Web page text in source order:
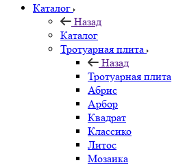
Каталог
Назад
Каталог
Тротуарная плита
Назад
Тротуарная плита
Абрис
Арбор
Квадрат
Классико
Литос
Мозаика